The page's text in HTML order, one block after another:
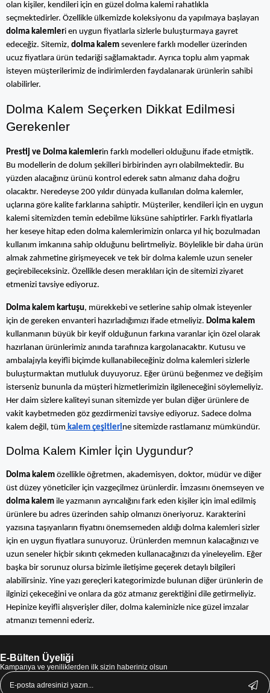
olan kişiler, kendileri için en güzel dolma kalemi rahatlıkla
dolma kalemleri en uygun fiyatlarla sizlerle buluşturmaya gayret
edeceğiz. Sitemiz, dolma kalem sevenlere farklı modeller üzerinden
ucuz fiyatlara ürün tedariği sağlamaktadır. Ayrıca toplu alım yapmak
isteyen müşterilerimiz de indirimlerden faydalanarak ürünlerin sahibi
olabilirler.
Dolma Kalem Seçerken Dikkat Edilmesi
Gerekenler
Prestij ve Dolma kalemlerin farklı modelleri olduğunu ifade etmiştik.
Bu modellerin de dolum şekilleri birbirinden ayrı olabilmektedir. Bu
yüzden alacağınız ürünü kontrol ederek satın almanız daha doğru
olacaktır. Neredeyse 200 yıldır dünyada kullanılan dolma kalemler,
uçlarına göre kalite farklarına sahiptir. Müşteriler, kendileri için en uygun
kalemi sitemizden temin edebilme lüksüne sahiptirler. Farklı fiyatlarla
her keseye hitap eden dolma kalemlerimizin onlarca yıl hiç bozulmadan
kullanım imkanına sahip olduğunu belirtmeliyiz. Böylelikle bir daha ürün
almak zahmetine girişmeyecek ve tek bir dolma kalemle uzun seneler
geçirebileceksiniz. Özellikle desen meraklıları için de sitemizi ziyaret
etmenizi tavsiye ediyoruz.
Dolma kalem kartuşu, mürekkebi ve setlerine sahip olmak isteyenler
için de gereken envanteri hazırladığımızı ifade etmeliyiz. Dolma kalem
kullanmanın büyük bir keyif olduğunun farkına varanlar için özel olarak
hazırlanan ürünlerimiz anında tarafınıza kargolanacaktır. Kutusu ve
ambalajıyla keyifli biçimde kullanabileceğiniz dolma kalemleri sizlerle
buluşturmaktan mutluluk duyuyoruz. Eğer ürünü beğenmez ve değişim
isterseniz bununla da müşteri hizmetlerimizin ilgileneceğini söylemeliyiz.
Her daim sizlere kaliteyi sunan sitemizde yer bulan diğer ürünlere de
vakit kaybetmeden göz gezdirmenizi tavsiye ediyoruz. Sadece dolma
kalem değil, tüm kalem çeşitlerine sitemizde rastlamanız mümkündür.
Dolma Kalem Kimler İçin Uygundur?
Dolma kalem özellikle öğretmen, akademisyen, doktor, müdür ve diğer
dolma kalem ile yazmanın ayrıcalığını fark eden kişiler için imal edilmiş
ürünlere bu adres üzerinden sahip olmanızı öneriyoruz. Karakterini
yazısına taşıyanların fiyatını önemsemeden aldığı dolma kalemleri sizler
için en uygun fiyatlara sunuyoruz. Ürünlerden memnun kalacağınızı ve
uzun seneler hiçbir sıkıntı çekmeden kullanacağınızı da yineleyelim. Eğer
başka bir sorunuz olursa bizimle iletişime geçerek detaylı bilgileri
alabilirsiniz. Yine yazı gereçleri kategorimizde bulunan diğer ürünlerin de
ilginizi çekeceğini ve onlara da göz atmanız gerektiğini dile getirmeliyiz.
Hepinize keyifli alışverişler diler, dolma kaleminizle nice güzel imzalar
atmanızı temenni ederiz.
E-Bülten Üyeliği
Kampanya ve yeniliklerden ilk sizin haberiniz olsun